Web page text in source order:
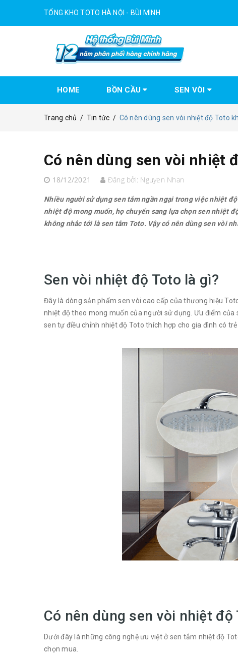
TỔNG KHO TOTO HÀ NỘI - BÙI MINH
HOME BỒN CẦU SEN VÒI
Trang chủ / Tin tức / Có nên dùng sen vòi nhiệt độ Toto
Có nên dùng sen vòi nhiệt
18/12/2021 Đăng bởi: Nguyen Nhan
Nhiều người sử dụng sen tắm ngần ngại trong việc nhiệt
nhiệt độ mong muốn, họ chuyển sang lựa chọn sen nhiệt
không nhắc tới là sen tắm Toto. Vậy có nên dùng sen vòi
Sen vòi nhiệt độ Toto là gì?
Đây là dòng sản phẩm sen vòi cao cấp của thương hiệu
nhiệt độ theo mong muốn của người sử dụng. Ưu điểm
sen tự điều chỉnh nhiệt độ Toto thích hợp cho gia đình có
Có nên dùng sen vòi nhiệt
Dưới đây là những công nghệ ưu việt ở sen tắm nhiệt độ
chọn mua.